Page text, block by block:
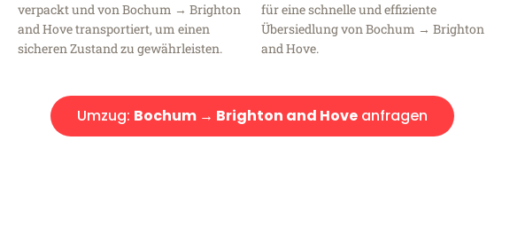
verpackt und von Bochum → Brighton
and Hove transportiert, um einen
sicheren Zustand zu gewährleisten.
für eine schnelle und effiziente
Übersiedlung von Bochum → Brighton
and Hove.
Umzug: Bochum → Brighton and Hove anfragen